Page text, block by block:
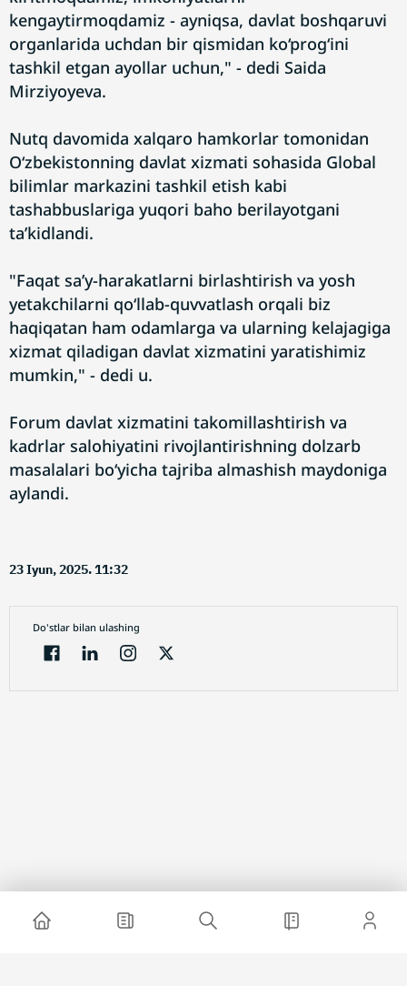
kengaytirmoqdamiz - ayniqsa, davlat boshqaruvi
organlarida uchdan bir qismidan ko‘prog‘ini
tashkil etgan ayollar uchun," - dedi Saida
Mirziyoyeva.
Nutq davomida xalqaro hamkorlar tomonidan
O‘zbekistonning davlat xizmati sohasida Global
bilimlar markazini tashkil etish kabi
tashabbuslariga yuqori baho berilayotgani
ta’kidlandi.
"Faqat sa’y-harakatlarni birlashtirish va yosh
yetakchilarni qo‘llab-quvvatlash orqali biz
haqiqatan ham odamlarga va ularning kelajagiga
xizmat qiladigan davlat xizmatini yaratishimiz
mumkin," - dedi u.
Forum davlat xizmatini takomillashtirish va
kadrlar salohiyatini rivojlantirishning dolzarb
masalalari bo‘yicha tajriba almashish maydoniga
aylandi.
23 Iyun, 2025. 11:32
Do'stlar bilan ulashing